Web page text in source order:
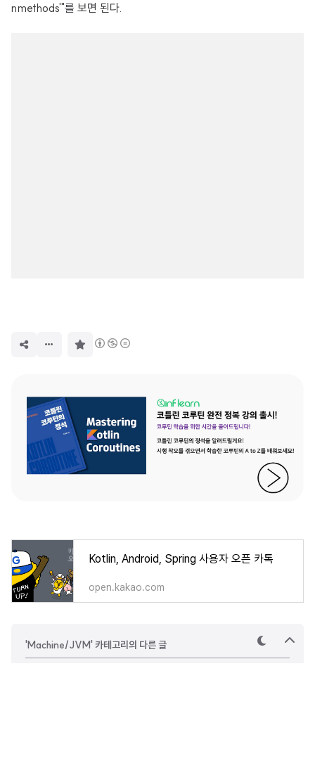
nmethods'"를 보면 된다.
Kotlin, Android, Spring 사용자 오픈 카톡
open.kakao.com
'Machine/JVM' 카테고리의 다른 글
테
마
상
단